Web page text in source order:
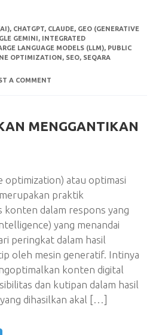
, CHATGPT, CLAUDE, GEO (GENERATIVE
GEMINI, INTEGRATED
LANGUAGE MODELS (LLM), PUBLIC
OPTIMIZATION, SEO, SEQARA
A COMMENT
MENGGANTIKAN
optimization) atau optimasi
praktik
konten dalam respons yang
yang menandai
peringkat dalam hasil
oleh mesin generatif. Intinya
konten digital
dan kutipan dalam hasil
dihasilkan akal […]